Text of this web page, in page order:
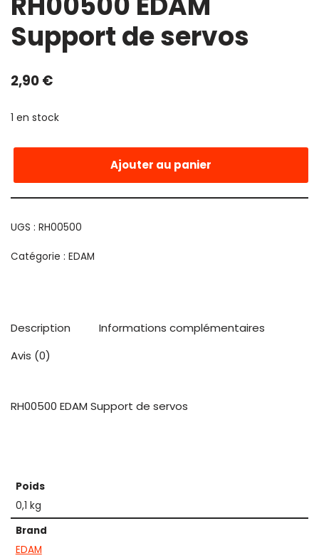
Support de servos
2,90€
1 en stock
Ajouter au panier
UGS : RH00500
Catégorie : EDAM
Description
Informations complémentaires
Avis (0)
RH00500 EDAM Support de servos
Poids
0,1 kg
Brand
EDAM